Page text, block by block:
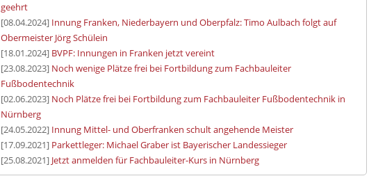
geehrt
[08.04.2024] Innung Franken, Niederbayern und Oberpfalz: Timo Aulbach folgt auf
Obermeister Jörg Schülein
[18.01.2024] BVPF: Innungen in Franken jetzt vereint
[23.08.2023] Noch wenige Plätze frei bei Fortbildung zum Fachbauleiter
Fußbodentechnik
[02.06.2023] Noch Plätze frei bei Fortbildung zum Fachbauleiter Fußbodentechnik in
Nürnberg
[24.05.2022] Innung Mittel- und Oberfranken schult angehende Meister
[17.09.2021] Parkettleger: Michael Graber ist Bayerischer Landessieger
[25.08.2021] Jetzt anmelden für Fachbauleiter-Kurs in Nürnberg